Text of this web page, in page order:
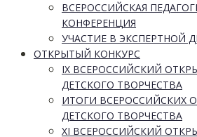
ВСЕРОССИЙСКАЯ
КОНФЕРЕНЦИЯ
УЧАСТИЕ В ЭКСПЕРТНОЙ
ОТКРЫТЫЙ КОНКУРС
IX ВСЕРОССИЙСКИЙ
ДЕТСКОГО ТВОРЧЕСТВА
ИТОГИ ВСЕРОССИЙСКИХ
ДЕТСКОГО ТВОРЧЕСТВА
XI ВСЕРОССИЙСКИЙ